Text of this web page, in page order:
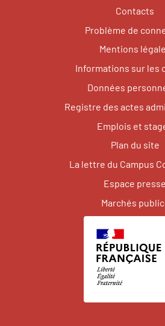
Contacts
Problème de
Mentions
Informations sur les
Données
Registre des actes
Emplois et
Plan du site
La lettre du Campus
Espace presse
Marchés